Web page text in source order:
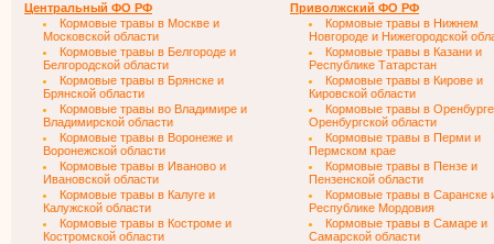
Центральный ФО РФ
Кормовые травы в Москве и
Московской области
Кормовые травы в Белгороде и
Белгородской области
Кормовые травы в Брянске и
Брянской области
Кормовые травы во Владимире и
Владимирской области
Кормовые травы в Воронеже и
Воронежской области
Кормовые травы в Иваново и
Ивановской области
Кормовые травы в Калуге и
Калужской области
Кормовые травы в Костроме и
Костромской области
Приволжский ФО РФ
Кормовые травы в Нижнем
Новгороде и Нижегородской
Кормовые травы в Казани и
Республике Татарстан
Кормовые травы в Кирове и
Кировской области
Кормовые травы в
Оренбургской области
Кормовые травы в Перми и
Пермском крае
Кормовые травы в Пензе и
Пензенской области
Кормовые травы в Саранске
Республике Мордовия
Кормовые травы в Самаре и
Самарской области